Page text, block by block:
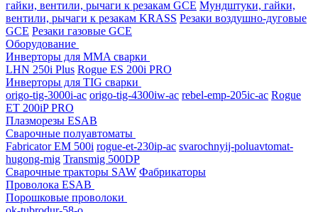
гайки, вентили, рычаги к резакам GCE Мундштуки, гайки,
вентили, рычаги к резакам KRASS Резаки воздушно-дуговые
GCE Резаки газовые GCE
Оборудование
Инверторы для MMA сварки
LHN 250i Plus Rogue ES 200i PRO
Инверторы для TIG сварки
origo-tig-3000i-ac origo-tig-4300iw-ac rebel-emp-205ic-ac Rogue
ET 200iP PRO
Плазморезы ESAB
Сварочные полуавтоматы
Fabricator EM 500i rogue-et-230ip-ac svarochnyij-poluavtomat-
hugong-mig Transmig 500DP
Сварочные тракторы SAW Фабрикаторы
Проволока ESAB
Порошковые проволоки